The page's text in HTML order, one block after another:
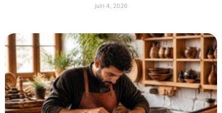
juin 4, 2026